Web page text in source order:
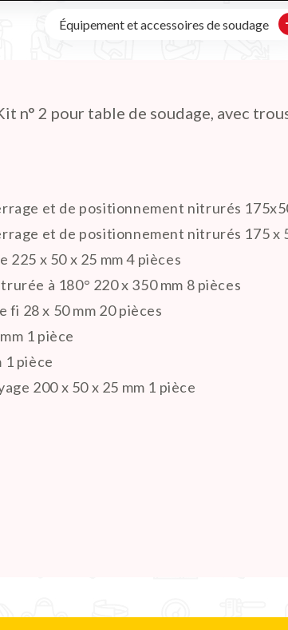
Équipement et accessoires de soudage
n° 2 pour table de soudage, avec
et de positionnement nitrurés
et de positionnement nitrurés 175
x 50 x 25 mm 4 pièces
à 180° 220 x 350 mm 8 pièces
fi 28 x 50 mm 20 pièces
1 pièce
1 pièce
200 x 50 x 25 mm 1 pièce